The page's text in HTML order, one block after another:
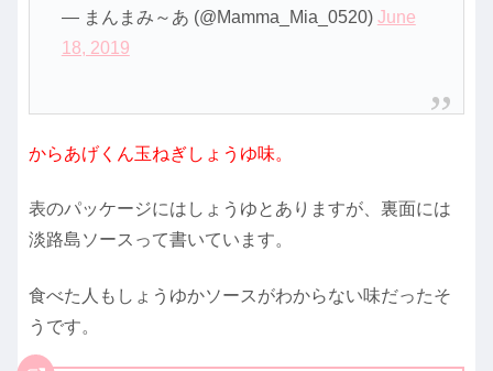
— まんまみ～あ (@Mamma_Mia_0520) June
18, 2019
からあげくん玉ねぎしょうゆ味。
表のパッケージにはしょうゆとありますが、裏面には
淡路島ソースって書いています。
食べた人もしょうゆかソースがわからない味だったそ
うです。